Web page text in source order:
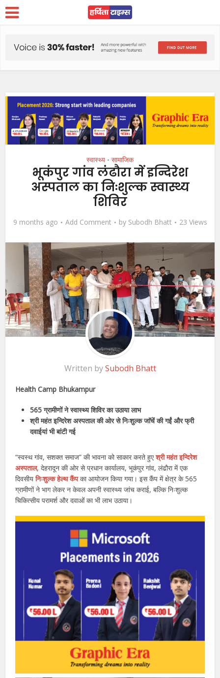
स्वास्थ्य • सामाजिक
भूकंपुर गांव लंढौरा में इन्दिरेश
अस्पताल का निःशुल्क स्वास्थ्य
शिविर
9 months ago Add Comment by Subodh Bhatt 23 Views
Written bySubodh Bhatt
Health Camp Bhukampur
565 ग्रामीणों ने स्वास्थ्य शिविर का उठाया लाभ
श्री महंत इन्दिरेश अस्पताल की ओर से निःशुल्क जाॅचें की गईं और फ्री
दवाईयां भी बांटी गई
“स्वस्थ गांव, सशक्त समाज” की भावना को साकार करते हुएश्री महंत इन्दिरेश
अस्पताल, देहरादून की ओर से प्रधान कार्यालय, भूकंपुर गांव, लंढौरा में एक
दिवसीयनिःशुल्क हेल्थ कैंपका आयोजन किया गया। इस कैंप में क्षेत्र के 565
ग्रामीणों ने भाग लेकर न केवल अपनी स्वास्थ्य जांच कराई, बल्कि निःशुल्क
चिकित्सीय परामर्श और दवाओं का भी लाभ उठाया।